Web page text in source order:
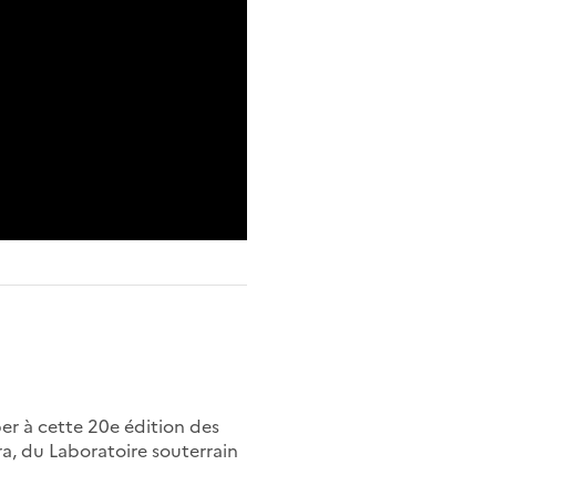
à cette 20e édition des
du Laboratoire souterrain